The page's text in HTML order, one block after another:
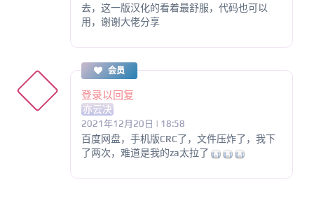
去，这一版汉化的看着最舒服，代码也可以
用，谢谢大佬分享
会员
登录以回复
亦云决
2021年12月20日 | 18:58
百度网盘，手机版CRC了，文件压炸了，我下
了两次，难道是我的za太拉了